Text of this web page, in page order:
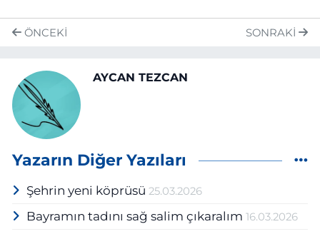
ÖNCEKI SONRAKI
AYCAN TEZCAN
Yazarın Diğer Yazıları
Şehrin yeni köprüsü 25.03.2026
Bayramın tadını sağ salim çıkaralım 16.03.2026